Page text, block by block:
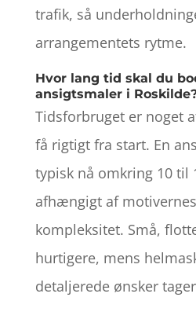
trafik, så
arrangementets rytme.
Hvor lang tid skal du
ansigtsmaler i
Tidsforbruget er noget
få rigtigt fra start. En
typisk nå omkring 10 til
afhængigt af
kompleksitet. Små,
hurtigere, mens
detaljerede ønsker